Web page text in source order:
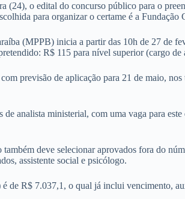
o edital do concurso público para o
para organizar o certame é a Fundação
(MPPB) inicia a partir das 10h de 27 de
R$ 115 para nível superior (cargo
previsão de aplicação para 21 de maio,
analista ministerial, com uma vaga para
deve selecionar aprovados fora do
assistente social e psicólogo.
R$ 7.037,1, o qual já inclui vencimento,